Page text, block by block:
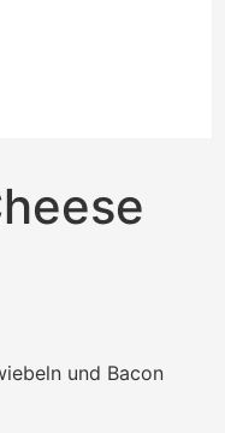
und Bacon